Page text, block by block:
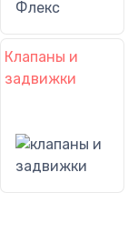
Клапаны и
задвижки